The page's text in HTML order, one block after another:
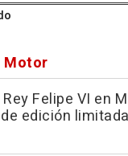
Motor
Felipe VI en
edición